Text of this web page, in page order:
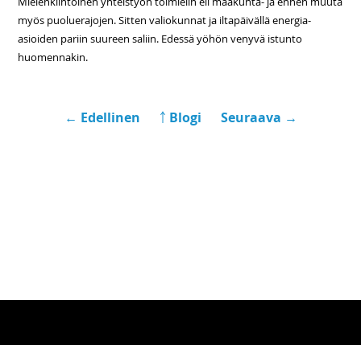
myös puoluerajojen. Sitten valiokunnat ja iltapäivällä energia-
asioiden pariin suureen saliin. Edessä yöhön venyvä istunto
huomennakin.
← Edellinen ￪ Blogi Seuraava →